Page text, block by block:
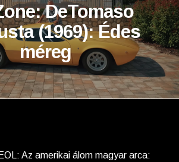
DeTomaso
(1969): Édes
méreg
Az amerikai álom magyar arca: